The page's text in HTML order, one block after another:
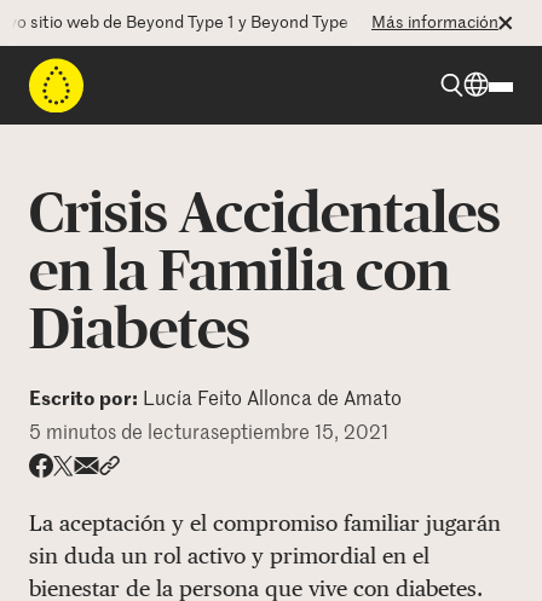
web de Beyond Type 1 y Beyond Type 2! La CEO Deborah Dugan
Más información
Recursos
Programas
Quienes somos
Crisis Accidentales
en la Familia con
Diabetes
Escrito por: Lucía Feito Allonca de Amato
5 minutos de lecturaseptiembre 15, 2021
La aceptación y el compromiso familiar jugarán
sin duda un rol activo y primordial en el
bienestar de la persona que vive con diabetes.